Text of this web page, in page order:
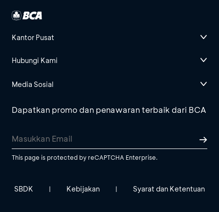
Kantor Pusat
Hubungi Kami
Media Sosial
Dapatkan promo dan penawaran terbaik dari BCA
This page is protected by reCAPTCHA Enterprise.
SBDK | Kebijakan | Syarat dan Ketentuan